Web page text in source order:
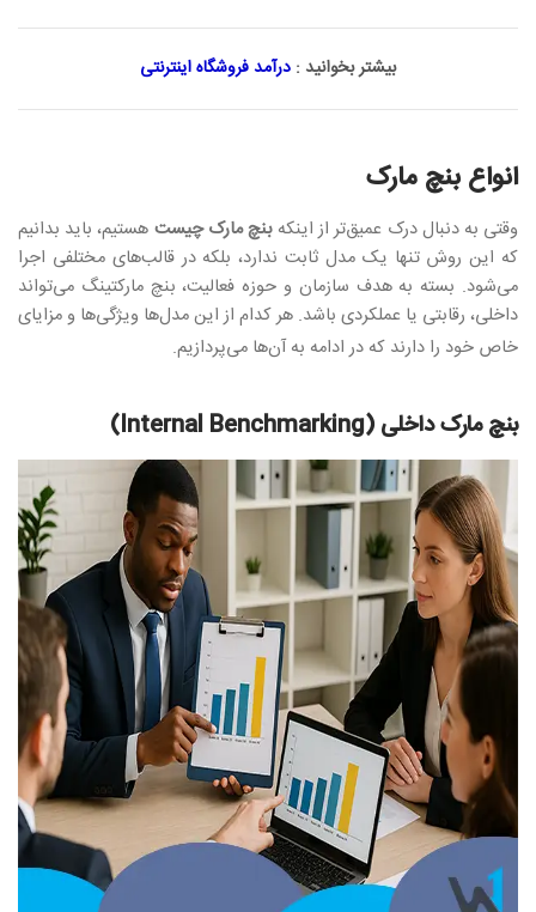
بیشتر بخوانید : درآمد فروشگاه اینترنتی
انواع بنچ مارک
وقتی به دنبال درک عمیق‌تر از اینکهبنچ مارک چیست هستیم، باید بدانیم
که این روش تنها یک مدل ثابت ندارد، بلکه در قالب‌های مختلفی اجرا
می‌شود. بسته به هدف سازمان و حوزه فعالیت، بنچ مارکتینگ می‌تواند
داخلی، رقابتی یا عملکردی باشد. هر کدام از این مدل‌ها ویژگی‌ها و مزایای
خاص خود را دارند که در ادامه به آن‌ها می‌پردازیم.
بنچ مارک داخلی (Internal Benchmarking)